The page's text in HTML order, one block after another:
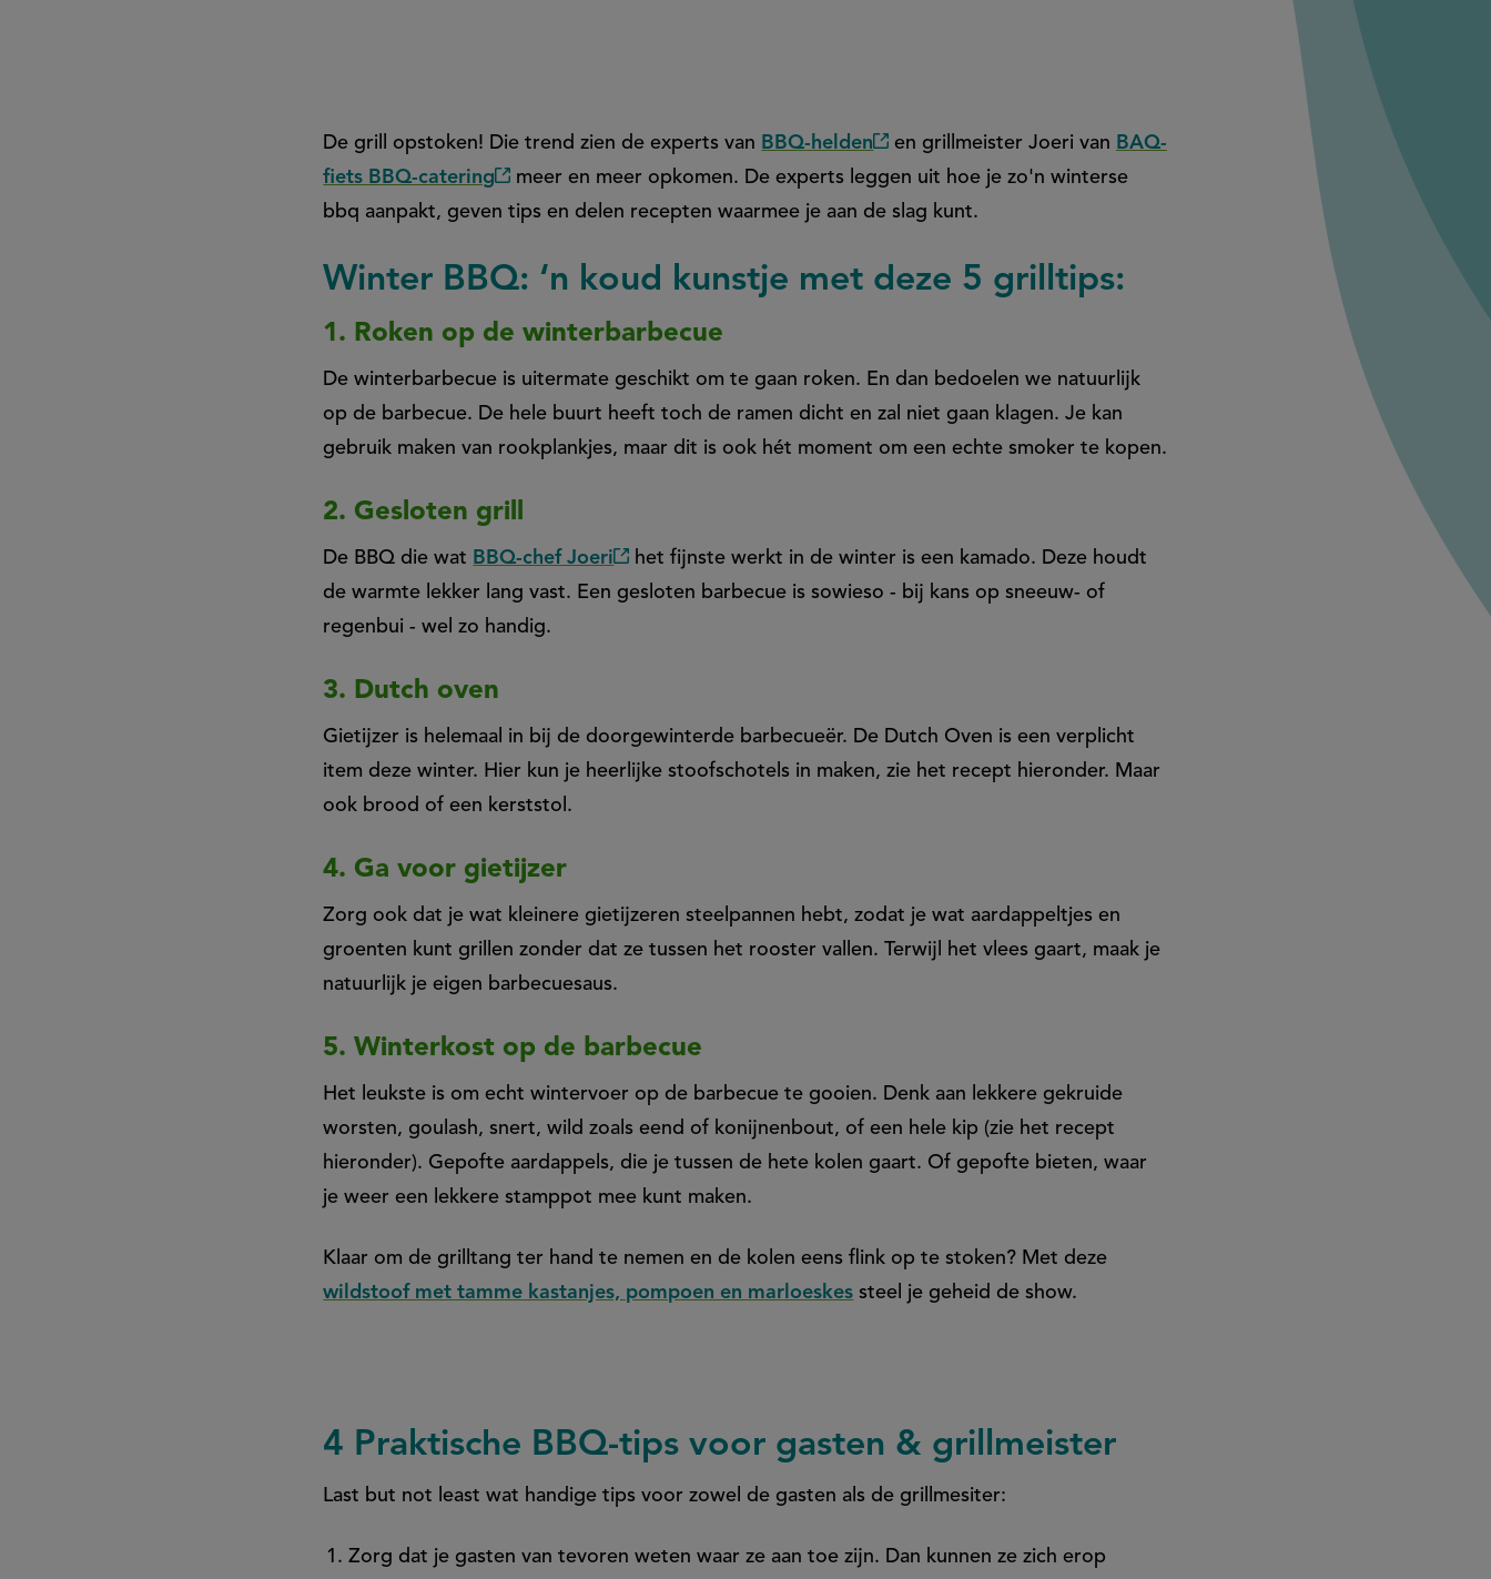
De grill opstoken! Die trend zien de experts van BBQ-helden(externe
link)
en grillmeister Joeri van BAQ-
fiets BBQ-catering(externe
link)
meer en meer opkomen. De experts leggen uit hoe je zo'n winterse
bbq aanpakt, geven tips en delen recepten waarmee je aan de slag kunt.
Winter BBQ: ‘n koud kunstje met deze 5 grilltips:
1. Roken op de winterbarbecue
De winterbarbecue is uitermate geschikt om te gaan roken. En dan bedoelen we natuurlijk
op de barbecue. De hele buurt heeft toch de ramen dicht en zal niet gaan klagen. Je kan
gebruik maken van rookplankjes, maar dit is ook hét moment om een echte smoker te kopen.
2. Gesloten grill
De BBQ die wat BBQ-chef Joeri(externe
link)
het fijnste werkt in de winter is een kamado. Deze houdt
de warmte lekker lang vast. Een gesloten barbecue is sowieso - bij kans op sneeuw- of
regenbui - wel zo handig.
3. Dutch oven
Gietijzer is helemaal in bij de doorgewinterde barbecueër. De Dutch Oven is een verplicht
item deze winter. Hier kun je heerlijke stoofschotels in maken, zie het recept hieronder. Maar
ook brood of een kerststol.
4. Ga voor gietijzer
Zorg ook dat je wat kleinere gietijzeren steelpannen hebt, zodat je wat aardappeltjes en
groenten kunt grillen zonder dat ze tussen het rooster vallen. Terwijl het vlees gaart, maak je
natuurlijk je eigen barbecuesaus.
5. Winterkost op de barbecue
Het leukste is om echt wintervoer op de barbecue te gooien. Denk aan lekkere gekruide
worsten, goulash, snert, wild zoals eend of konijnenbout, of een hele kip (zie het recept
hieronder). Gepofte aardappels, die je tussen de hete kolen gaart. Of gepofte bieten, waar
je weer een lekkere stamppot mee kunt maken.
Klaar om de grilltang ter hand te nemen en de kolen eens flink op te stoken? Met deze
wildstoof met tamme kastanjes, pompoen en marloeskes steel je geheid de show.
4 Praktische BBQ-tips voor gasten & grillmeister
Last but not least wat handige tips voor zowel de gasten als de grillmesiter:
Zorg dat je gasten van tevoren weten waar ze aan toe zijn. Dan kunnen ze zich erop